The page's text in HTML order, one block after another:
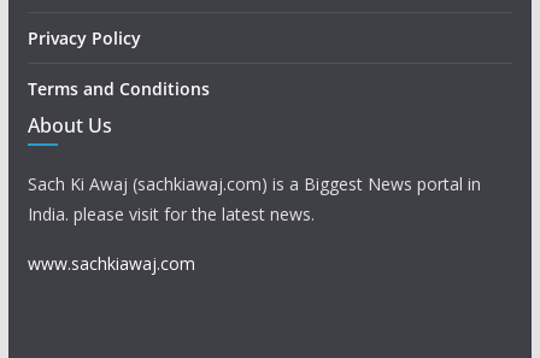
Privacy Policy
Terms and Conditions
About Us
Sach Ki Awaj (sachkiawaj.com) is a Biggest News portal in
India. please visit for the latest news.
www.sachkiawaj.com